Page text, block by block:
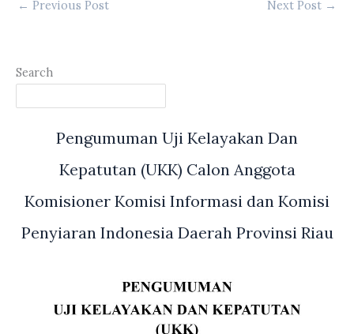
← Previous Post Next Post →
Search
Pengumuman Uji Kelayakan Dan
Kepatutan (UKK) Calon Anggota
Komisioner Komisi Informasi dan Komisi
Penyiaran Indonesia Daerah Provinsi Riau